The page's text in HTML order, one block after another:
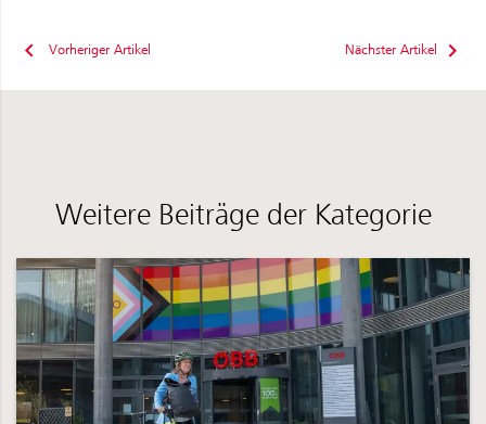
Vorheriger Artikel Nächster Artikel
Weitere Beiträge der Kategorie